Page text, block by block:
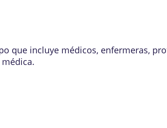
que incluye médicos, enfermeras,